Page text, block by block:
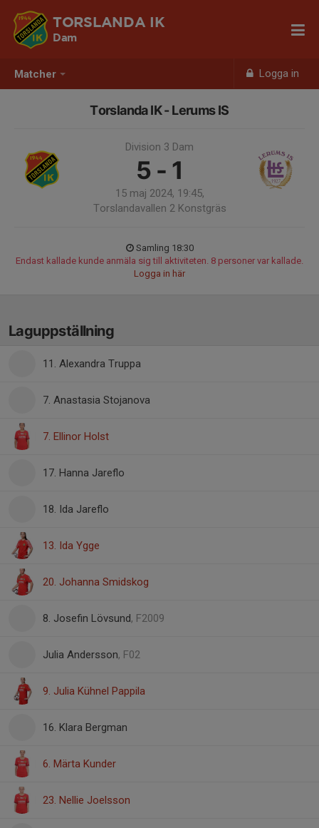
Matcher Logga in
TORSLANDA IK
Dam
Torslanda IK - Lerums IS
Division 3 Dam
5 - 1
15 maj 2024, 19:45,
Torslandavallen 2 Konstgräs
Samling 18:30
Endast kallade kunde anmäla sig till aktiviteten. 8 personer var kallade.
Logga in här
Laguppställning
11. Alexandra Truppa
7. Anastasia Stojanova
7. Ellinor Holst
17. Hanna Jareflo
18. Ida Jareflo
13. Ida Ygge
20. Johanna Smidskog
8. Josefin Lövsund, F2009
Julia Andersson, F02
9. Julia Kühnel Pappila
16. Klara Bergman
6. Märta Kunder
23. Nellie Joelsson